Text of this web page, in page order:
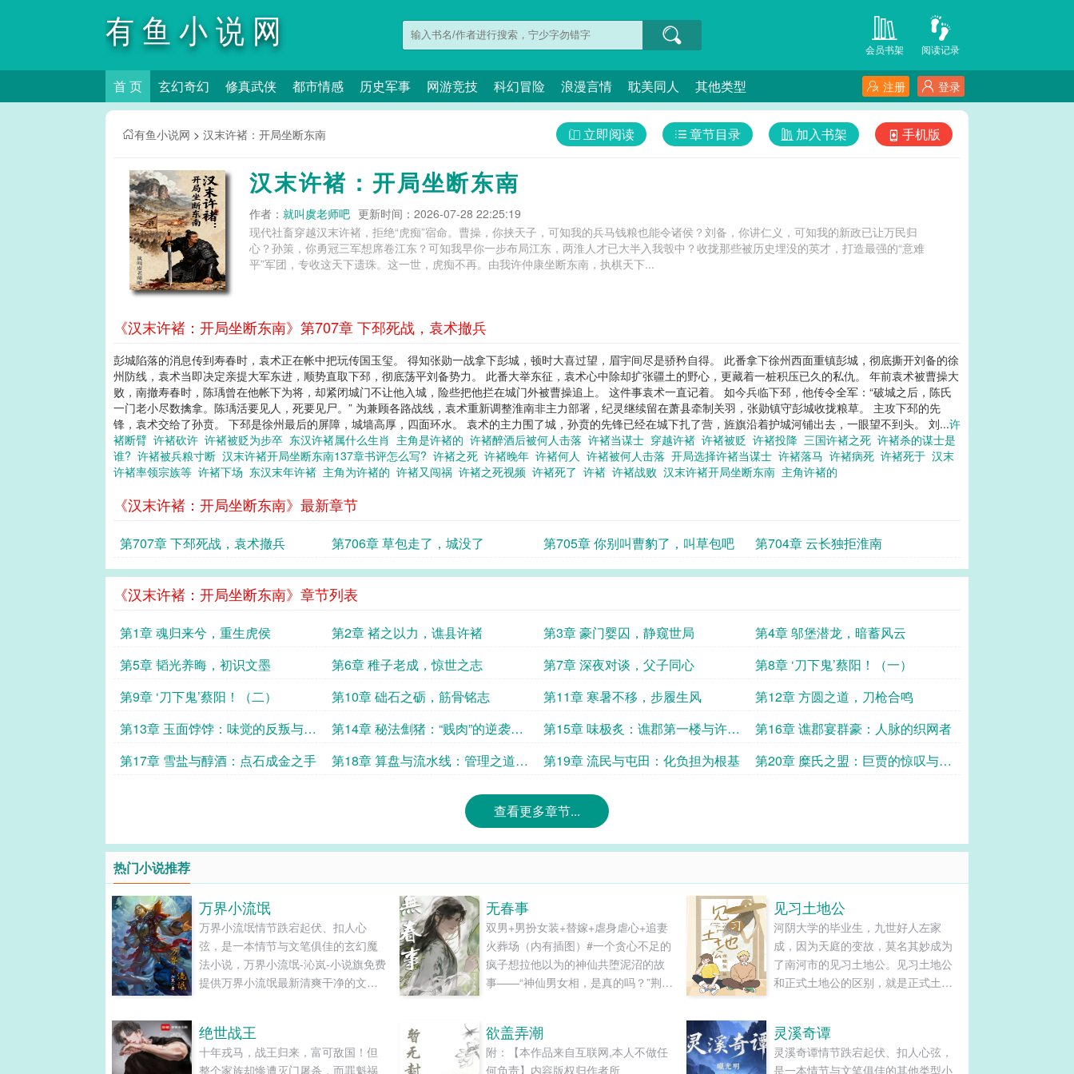
有鱼小说网 阅读记录
会员书架
首 页 玄幻奇幻 修真武侠 都市情感 历史军事 网游竞技 科幻冒险 浪漫言情 耽美同人 其他类型 登录
注册
有鱼小说网 > 汉末许褚：开局坐断东南 手机版
加入书架
章节目录
立即阅读
汉末许褚：开局坐断东南
作者： 就叫虞老师吧 更新时间：2026-07-28 22:25:19
现代社畜穿越汉末许褚，拒绝“虎痴”宿命。曹操，你挟天子，可知我的兵马钱粮也能令诸侯？刘备，你讲仁义，可知我的新政已让万民归
心？孙策，你勇冠三军想席卷江东？可知我早你一步布局江东，两淮人才已大半入我彀中？收拢那些被历史埋没的英才，打造最强的“意难
平”军团，专收这天下遗珠。这一世，虎痴不再。由我许仲康坐断东南，执棋天下...
《汉末许褚：开局坐断东南》第707章 下邳死战，袁术撤兵
彭城陷落的消息传到寿春时，袁术正在帐中把玩传国玉玺。 得知张勋一战拿下彭城，顿时大喜过望，眉宇间尽是骄矜自得。 此番拿下徐州西面重镇彭城，彻底撕开刘备的徐
州防线，袁术当即决定亲提大军东进，顺势直取下邳，彻底荡平刘备势力。 此番大举东征，袁术心中除却扩张疆土的野心，更藏着一桩积压已久的私仇。 年前袁术被曹操大
败，南撤寿春时，陈瑀曾在他帐下为将，却紧闭城门不让他入城，险些把他拦在城门外被曹操追上。 这件事袁术一直记着。 如今兵临下邳，他传令全军：“破城之后，陈氏
一门老小尽数擒拿。陈瑀活要见人，死要见尸。” 为兼顾各路战线，袁术重新调整淮南非主力部署，纪灵继续留在萧县牵制关羽，张勋镇守彭城收拢粮草。 主攻下邳的先
锋，袁术交给了孙贲。 下邳是徐州最后的屏障，城墙高厚，四面环水。 袁术的主力围了城，孙贲的先锋已经在城下扎了营，旌旗沿着护城河铺出去，一眼望不到头。 刘...许
褚断臂 许褚砍许 许褚被贬为步卒 东汉许褚属什么生肖 主角是许褚的 许褚醉酒后被何人击落 许褚当谋士 穿越许褚 许褚被贬 许褚投降 三国许褚之死 许褚杀的谋士是
谁? 许褚被兵粮寸断 汉末许褚开局坐断东南137章书评怎么写? 许褚之死 许褚晚年 许褚何人 许褚被何人击落 开局选择许褚当谋士 许褚落马 许褚病死 许褚死于 汉末
许褚率领宗族等 许褚下场 东汉末年许褚 主角为许褚的 许褚又闯祸 许褚之死视频 许褚死了 许褚 许褚战败 汉末许褚开局坐断东南 主角许褚的
《汉末许褚：开局坐断东南》最新章节
第707章 下邳死战，袁术撤兵 第706章 草包走了，城没了 第705章 你别叫曹豹了，叫草包吧 第704章 云长独拒淮南
《汉末许褚：开局坐断东南》章节列表
第1章 魂归来兮，重生虎侯 第2章 褚之以力，谯县许褚 第3章 豪门婴囚，静窥世局
第4章 邬堡潜龙，暗蓄风云
第5章 韬光养晦，初识文墨
第6章 稚子老成，惊世之志 第7章 深夜对谈，父子同心
第8章 ‘刀下鬼’蔡阳！（一）
第9章 ‘刀下鬼’蔡阳！（二）
第10章 础石之砺，筋骨铭志 第11章 寒暑不移，步履生风
第12章 方圆之道，刀枪合鸣
第13章 玉面饽饽：味觉的反叛与兄
弟的扶持
第14章 秘法劁猪：“贱肉”的逆袭之
路
第15章 味极炙：谯郡第一楼与许定
的担当
第16章 谯郡宴群豪：人脉的织网者
第17章 雪盐与醇酒：点石成金之手
第18章 算盘与流水线：管理之道的
第19章 流民与屯田：化负担为根基
第20章 糜氏之盟：巨贾的惊叹与战
查看更多章节...
热门小说推荐
万界小流氓
万界小流氓情节跌宕起伏、扣人心
弦，是一本情节与文笔俱佳的玄幻魔
法小说，万界小流氓-沁岚-小说旗免费
提供万界小流氓最新清爽干净的文字
无春事
双男+男扮女装+替嫁+虐身虐心+追妻
火葬场（内有插图）#一个贪心不足的
疯子想拉他以为的神仙共堕泥沼的故
事——“神仙男女相，是真的吗？”荆州
下荆州蒸蒸日上，只是他内里还是个
疯子，暴虐成性，于后宫尤甚。童大
见习土地公
河阴大学的毕业生，九世好人左家
成，因为天庭的变故，莫名其妙成为
了南河市的见习土地公。见习土地公
和正式土地公的区别，就是正式土地
核期内完不成天庭的KPI指标，他还会
因此而英年早逝死于非命。没错，这
绝世战王
十年戎马，战王归来，富可敌国！但
整个家族却惨遭灭门屠杀，而罪魁祸
欲盖弄潮
附：【本作品来自互联网,本人不做任
何负责】内容版权归作者所
灵溪奇谭
灵溪奇谭情节跌宕起伏、扣人心弦，
是一本情节与文笔俱佳的其他类型小